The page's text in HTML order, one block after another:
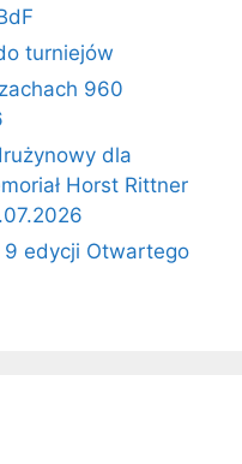
turniejów
960
dla
Horst Rittner
9 edycji Otwartego